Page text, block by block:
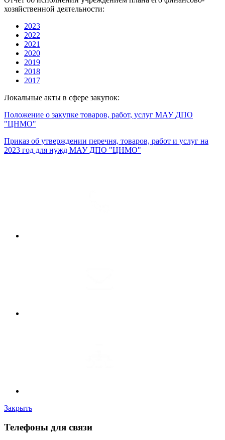
хозяйственной деятельности:
2023
2022
2021
2020
2019
2018
2017
Локальные акты в сфере закупок:
Положение о закупке товаров, работ, услуг МАУ ДПО
"ЦНМО"
Приказ об утверждении перечня, товаров, работ и услуг на
2023 год для нужд МАУ ДПО "ЦНМО"
Закрыть
Телефоны для связи